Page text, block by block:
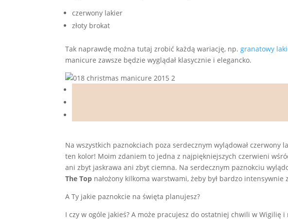
czerwony lakier
złoty brokat
Tak naprawdę można tutaj zrobić każdą wariację, np.granatowy
manicure zawsze będzie wyglądał klasycznie i elegancko.
Na wszystkich paznokciach poza serdecznym wylądował czerwony
ten kolor! Moim zdaniem to jedna z najpiękniejszych czerwieni
ani zbyt jaskrawa ani zbyt ciemna. Na serdecznym paznokciu
The Top nałożony kilkoma warstwami, żeby był bardzo intensywnie
A Ty jakie paznokcie na święta planujesz?
I czy w ogóle jakieś? A może pracujesz do ostatniej chwili w Wigilię